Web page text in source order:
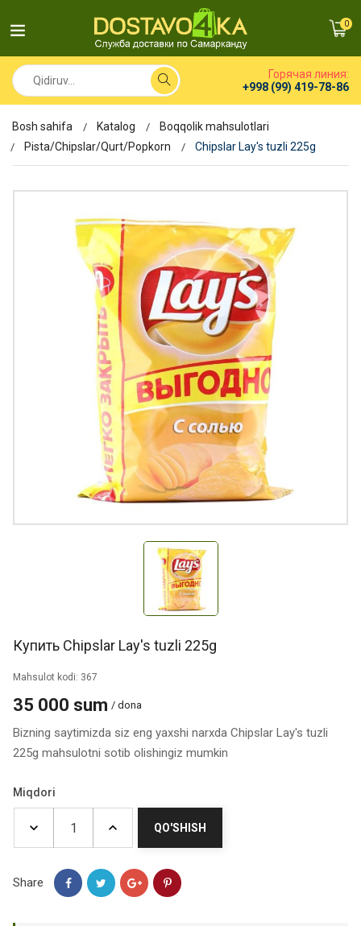
0
Горячая линия:
+998 (99) 419-78-86
Bosh sahifa Katalog
Boqqolik mahsulotlari
Pista/Chipslar/Qurt/Popkorn
Chipslar Lay's tuzli 225g
Купить Chipslar Lay's tuzli 225g
Mahsulot kodi: 367
35 000 sum / dona
Bizning saytimizda siz eng yaxshi narxda Chipslar Lay's tuzli
225g mahsulotni sotib olishingiz mumkin
Miqdori
QO'SHISH
Share